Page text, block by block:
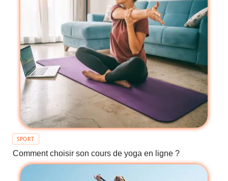
SPORT
Comment choisir son cours de yoga en ligne ?